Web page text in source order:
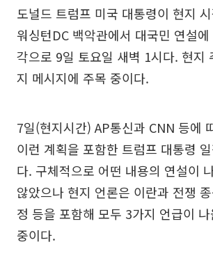
도널드 트럼프 미국 대통령이 현지
워싱턴DC 백악관에서 대국민 연설
각으로 9일 토요일 새벽 1시다. 현지
지 메시지에 주목 중이다.
7일(현지시간) AP통신과 CNN 등에
이런 계획을 포함한 트럼프 대통령
다. 구체적으로 어떤 내용의 연설이
않았으나 현지 언론은 이란과 전쟁
정 등을 포함해 모두 3가지 언급이
중이다.